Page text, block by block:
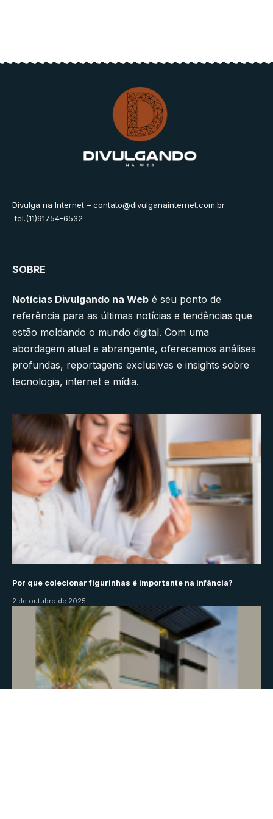
Divulga na Internet – contato@divulganainternet.com.br
tel.(11)91754-6532
SOBRE
Notícias Divulgando na Web é seu ponto de
referência para as últimas notícias e tendências que
estão moldando o mundo digital. Com uma
abordagem atual e abrangente, oferecemos análises
profundas, reportagens exclusivas e insights sobre
tecnologia, internet e mídia.
Por que colecionar figurinhas é importante na infância?
2 de outubro de 2025